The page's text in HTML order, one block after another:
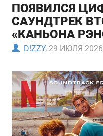
ПОЯВИЛСЯ
САУНДТРЕК
«КАНЬОНА
D!ZZY, 29 ИЮЛЯ